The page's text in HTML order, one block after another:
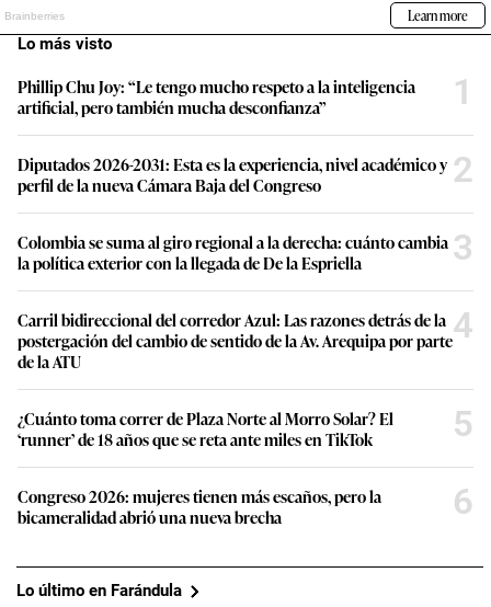
Lo más visto
Phillip Chu Joy: “Le tengo mucho respeto a la inteligencia
artificial, pero también mucha desconfianza”
1
Diputados 2026-2031: Esta es la experiencia, nivel académico y
perfil de la nueva Cámara Baja del Congreso
2
Colombia se suma al giro regional a la derecha: cuánto cambia
la política exterior con la llegada de De la Espriella
3
Carril bidireccional del corredor Azul: Las razones detrás de la
postergación del cambio de sentido de la Av. Arequipa por parte
de la ATU
4
¿Cuánto toma correr de Plaza Norte al Morro Solar? El
‘runner’ de 18 años que se reta ante miles en TikTok
5
Congreso 2026: mujeres tienen más escaños, pero la
bicameralidad abrió una nueva brecha
6
Lo último en Farándula